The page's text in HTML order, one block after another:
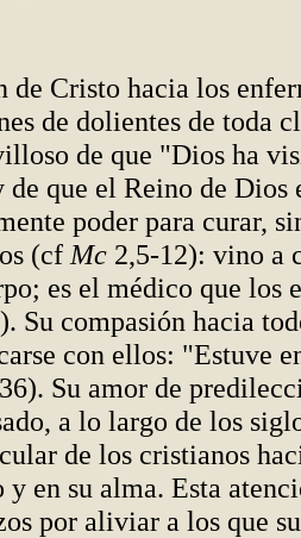
de Cristo hacia los
de dolientes de toda
de que "Dios ha
de que el Reino de Dios
poder para curar,
(cf Mc 2,5-12): vino a
es el médico que los
Su compasión hacia
con ellos: "Estuve
Su amor de
a lo largo de los
de los cristianos
y en su alma. Esta
por aliviar a los que